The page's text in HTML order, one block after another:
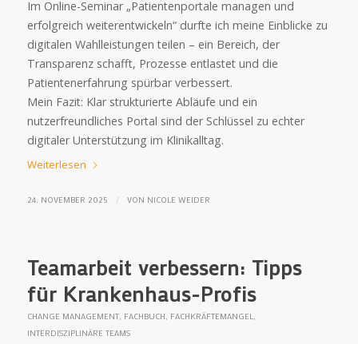
Im Online-Seminar „Patientenportale managen und
erfolgreich weiterentwickeln“ durfte ich meine Einblicke zu
digitalen Wahlleistungen teilen – ein Bereich, der
Transparenz schafft, Prozesse entlastet und die
Patientenerfahrung spürbar verbessert.
Mein Fazit: Klar strukturierte Abläufe und ein
nutzerfreundliches Portal sind der Schlüssel zu echter
digitaler Unterstützung im Klinikalltag.
Weiterlesen
24. NOVEMBER 2025 / VON NICOLE WEIDER
Teamarbeit verbessern: Tipps
für Krankenhaus-Profis
CHANGE MANAGEMENT, FACHBUCH, FACHKRÄFTEMANGEL,
INTERDISZIPLINÄRE TEAMS